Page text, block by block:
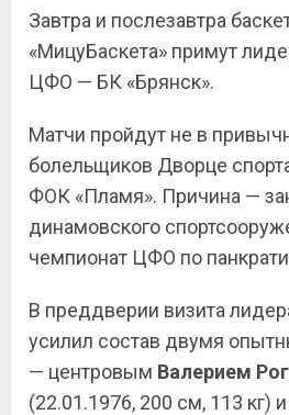
Завтра и послезавтра
«МицуБаскета» примут
ЦФО — БК «Брянск».
Матчи пройдут не в
болельщиков Дворце
ФОК «Пламя». Причина —
динамовского
чемпионат ЦФО по
В преддверии визита
усилил состав двумя
— центровым Валерием
(22.01.1976, 200 см, 113 кг)